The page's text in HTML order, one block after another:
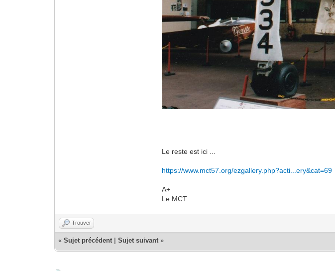
Le reste est ici ...
https://www.mct57.org/ezgallery.php?acti...ery&cat=69
A+
Le MCT
Trouver
«Sujet précédent |Sujet suivant »